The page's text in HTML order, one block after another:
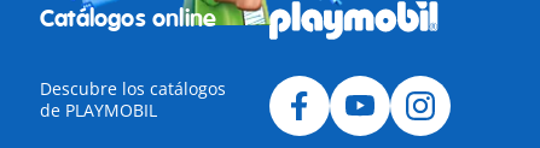
Catálogos online
Descubre los catálogos
de PLAYMOBIL